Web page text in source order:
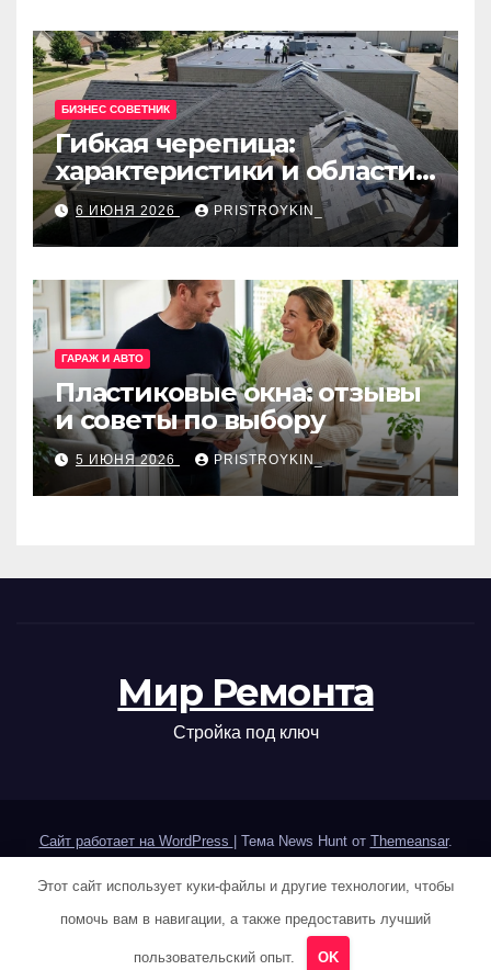
БИЗНЕС СОВЕТНИК
Гибкая черепица:
характеристики и области
применения
6 ИЮНЯ 2026 PRISTROYKIN_
ГАРАЖ И АВТО
Пластиковые окна: отзывы
и советы по выбору
5 ИЮНЯ 2026 PRISTROYKIN_
Мир Ремонта
Стройка под ключ
Сайт работает на WordPress Тема News Hunt от Themeansar.
Home Sample Page Авторам и правообладателям
Политика конфиденциальности
Этот сайт использует куки-файлы и другие технологии, чтобы
помочь вам в навигации, а также предоставить лучший
пользовательский опыт. OK